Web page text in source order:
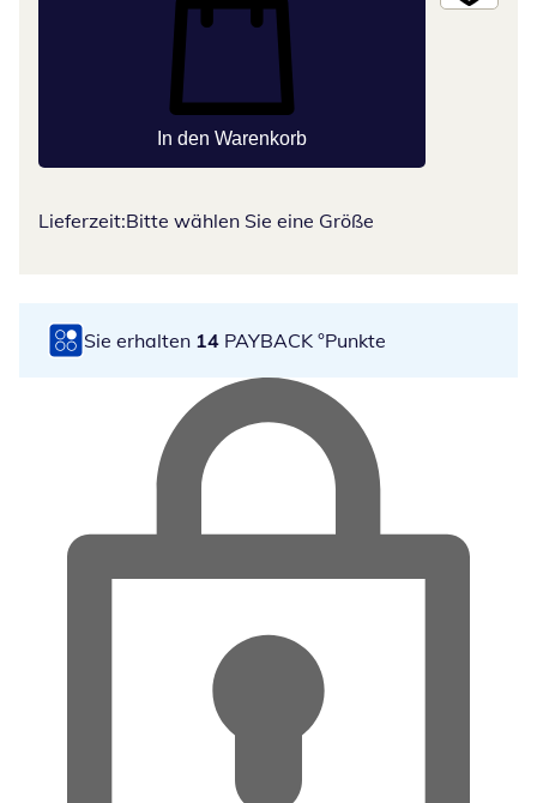
In den Warenkorb
Lieferzeit:Bitte wählen Sie eine Größe
Sie erhalten 14 PAYBACK °Punkte